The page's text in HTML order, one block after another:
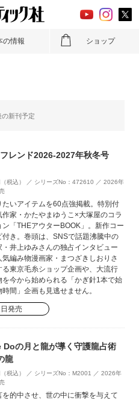
の情報 ショップ
の新刊予定
レンド2026-2027年秋冬号
税込） ／ シリーズNo：472610 ／ 2026年
たいアイテムを60点強掲載。特別付
作家・かたやまゆうこ×大塚屋のコラ
ン「THEアウターBOOK」。新作コー
付き。巻頭は、SNSで話題沸騰中の
・井上ゆみさんの独占インタビュー
気編み物漫画家・まつざきしおりさ
る東京毛糸ショップ企画や、大流行
を今から始められる「かぎ針1本で始
間」企画も見逃せません。
発売
の月と龍が導く守護龍占術
龍
税込） ／ シリーズNo：M2001 ／ 2026年
を的中させ、世の中に衝撃を与えて